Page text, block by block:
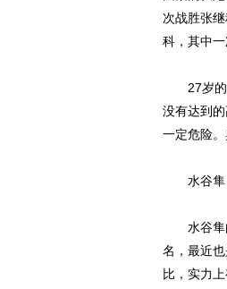
次战胜张
科，其中
27岁的奥
没有达到
一定危险
水谷隼
水谷隼的
名，最近
比，实力